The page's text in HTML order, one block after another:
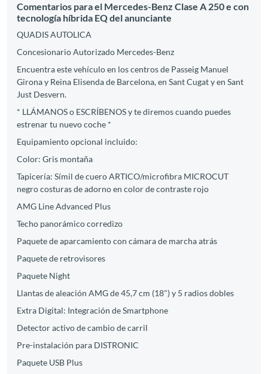
Comentarios para el Mercedes-Benz Clase A 250 e con
tecnología híbrida EQ del anunciante
QUADIS AUTOLICA
Concesionario Autorizado Mercedes-Benz
Encuentra este vehículo en los centros de Passeig Manuel
Girona y Reina Elisenda de Barcelona, en Sant Cugat y en Sant
Just Desvern.
* LLÁMANOS o ESCRÍBENOS y te diremos cuando puedes
estrenar tu nuevo coche *
Equipamiento opcional incluido:
Color: Gris montaña
Tapicería: Símil de cuero ARTICO/microfibra MICROCUT
negro costuras de adorno en color de contraste rojo
AMG Line Advanced Plus
Techo panorámico corredizo
Paquete de aparcamiento con cámara de marcha atrás
Paquete de retrovisores
Paquete Night
Llantas de aleación AMG de 45,7 cm (18") y 5 radios dobles
Extra Digital: Integración de Smartphone
Detector activo de cambio de carril
Pre-instalación para DISTRONIC
Paquete USB Plus